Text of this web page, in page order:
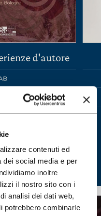
contenuti ed
dei social media e per
inoltre
il nostro sito con i
analisi dei dati web,
potrebbero combinarle
d'autore